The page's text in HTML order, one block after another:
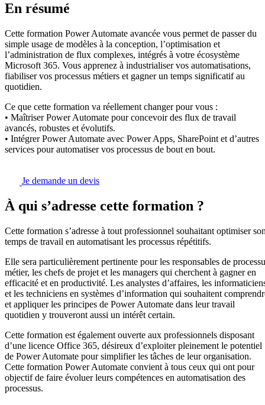
En résumé
Cette formation Power Automate avancée vous permet de passer du
simple usage de modèles à la conception, l’optimisation et
l’administration de flux complexes, intégrés à votre écosystème
Microsoft 365. Vous apprenez à industrialiser vos automatisations,
fiabiliser vos processus métiers et gagner un temps significatif au
quotidien.
Ce que cette formation va réellement changer pour vous :
• Maîtriser Power Automate pour concevoir des flux de travail
avancés, robustes et évolutifs.
• Intégrer Power Automate avec Power Apps, SharePoint et d’autres
services pour automatiser vos processus de bout en bout.
Je demande un devis
À qui s’adresse cette formation ?
Cette formation s’adresse à tout professionnel souhaitant optimiser
temps de travail en automatisant les processus répétitifs.
Elle sera particulièrement pertinente pour les responsables de
métier, les chefs de projet et les managers qui cherchent à gagner en
efficacité et en productivité. Les analystes d’affaires, les
et les techniciens en systèmes d’information qui souhaitent
et appliquer les principes de Power Automate dans leur travail
quotidien y trouveront aussi un intérêt certain.
Cette formation est également ouverte aux professionnels disposant
d’une licence Office 365, désireux d’exploiter pleinement le potentiel
de Power Automate pour simplifier les tâches de leur organisation.
Cette formation Power Automate convient à tous ceux qui ont pour
objectif de faire évoluer leurs compétences en automatisation des
processus.